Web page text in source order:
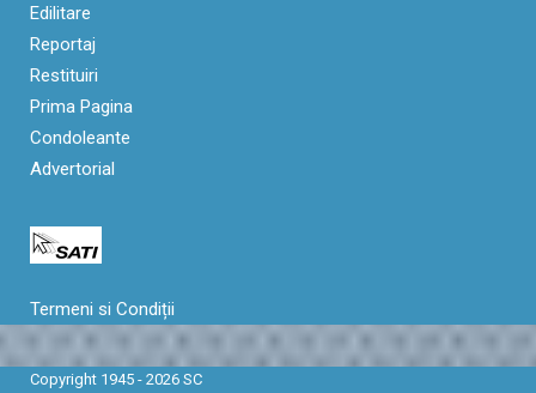
Edilitare
Reportaj
Restituiri
Prima Pagina
Condoleante
Advertorial
Termeni si Condiții
Copyright 1945 - 2026 SC